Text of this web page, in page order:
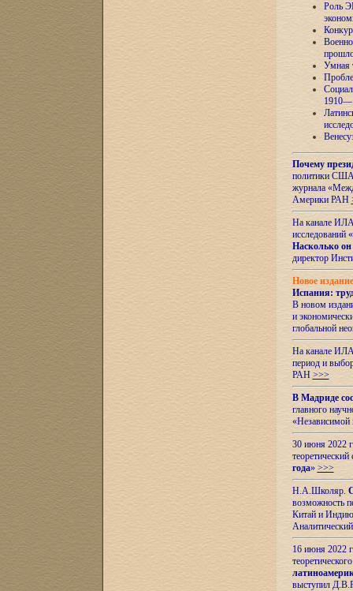
Роль
Умная
Почему
политики США
журнала
Америки РАН
На канале ИЛА
исследований «
Насколько он
директор
Новое
Испания:
В новом
и
глобальной
На канале
период и
РАН >>>
В Мадриде
главного
«Независимой
30 июня 2022
года» >>>
Н.А.Школяр.
возможность
Китай и
16 июня 2022
выступил